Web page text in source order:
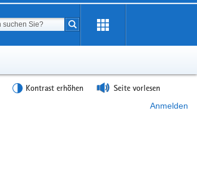
Suchbegriff
Suche starten
Kontrast erhöhen Seite vorlesen
Anmelden